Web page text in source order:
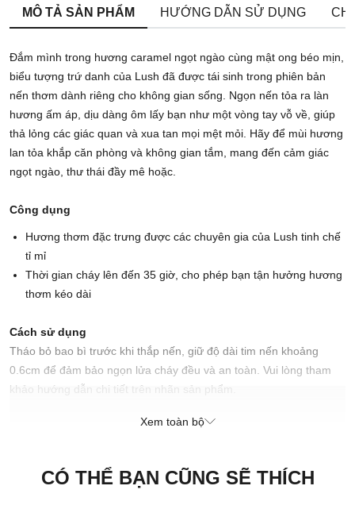
MÔ TẢ SẢN PHẨM HƯỚNG DẪN SỬ DỤNG
Đắm mình trong hương caramel ngọt ngào cùng mật ong béo mịn,
biểu tượng trứ danh của Lush đã được tái sinh trong phiên bản
nến thơm dành riêng cho không gian sống. Ngọn nến tỏa ra làn
hương ấm áp, dịu dàng ôm lấy bạn như một vòng tay vỗ về, giúp
thả lỏng các giác quan và xua tan mọi mệt mỏi. Hãy để mùi hương
lan tỏa khắp căn phòng và không gian tắm, mang đến cảm giác
ngọt ngào, thư thái đầy mê hoặc.
Công dụng
Hương thơm đặc trưng được các chuyên gia của Lush tinh chế
tỉ mỉ
Thời gian cháy lên đến 35 giờ, cho phép bạn tận hưởng hương
thơm kéo dài
Cách sử dụng
Tháo bỏ bao bì trước khi thắp nến, giữ độ dài tim nến khoảng
0.6cm để đảm bảo ngọn lửa cháy đều và an toàn. Vui lòng tham
khảo hướng dẫn chi tiết trên nhãn sản phẩm.
Đốt nến trong tầm quan sát. Tránh xa những thứ bắt lửa.
Xuất xứ thương hiệu: Anh
Xem toàn bộ
CÓ THỂ BẠN CŨNG SẼ THÍCH